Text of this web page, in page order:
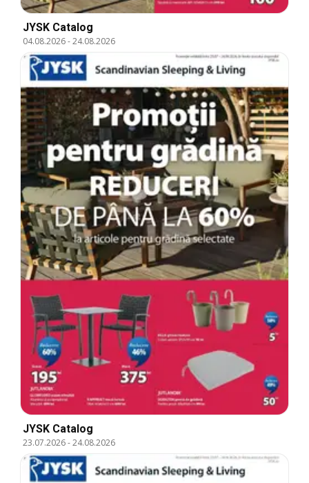
JYSK Catalog
04.08.2026-24.08.2026
JYSK Catalog
23.07.2026-24.08.2026